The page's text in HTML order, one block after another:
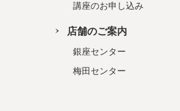
講座のお申し込み
店舗のご案内
銀座センター
梅田センター